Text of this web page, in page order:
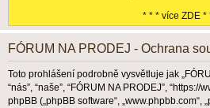
* * * více ZDE *
FÓRUM NA PRODEJ - Ochrana
Toto prohlášení podrobně vysvětluje jak
“nás”, “naše”, “FÓRUM NA PRODEJ”,
phpBB („phpBB software“, „www.phpbb.com“,